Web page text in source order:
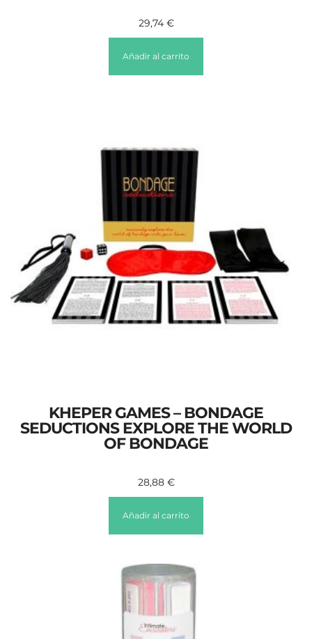
29,74 €
Añadir al carrito
KHEPER GAMES – BONDAGE
SEDUCTIONS EXPLORE THE WORLD
OF BONDAGE
28,88 €
Añadir al carrito